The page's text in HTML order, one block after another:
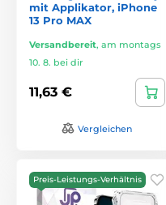
mit Applikator, iPhone
13 Pro MAX
Versandbereit, am montags
10. 8. bei dir
11,63 €
Vergleichen
Preis-Leistungs-Verhältnis